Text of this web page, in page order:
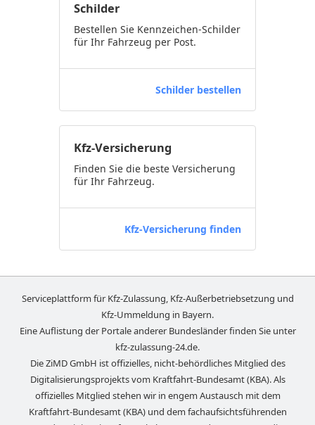
Schilder
Bestellen Sie Kennzeichen-Schilder
für Ihr Fahrzeug per Post.
Schilder bestellen
Kfz-Versicherung
Finden Sie die beste Versicherung
für Ihr Fahrzeug.
Kfz-Versicherung finden
Serviceplattform für Kfz-Zulassung, Kfz-Außerbetriebsetzung und
Kfz-Ummeldung in Bayern.
Eine Auflistung der Portale anderer Bundesländer finden Sie unter
kfz-zulassung-24.de.
Die ZiMD GmbH ist offizielles, nicht-behördliches Mitglied des
Digitalisierungsprojekts vom Kraftfahrt-Bundesamt (KBA). Als
offizielles Mitglied stehen wir in engem Austausch mit dem
Kraftfahrt-Bundesamt (KBA) und dem fachaufsichtsführenden